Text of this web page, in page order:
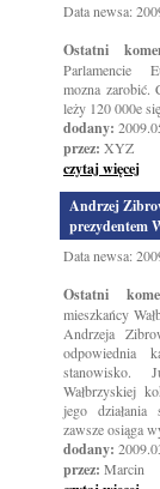
Data newsa:
Ostatni
Parlamencie
mozna zarobić.
leży 120 000e
dodany:
przez: XYZ
czytaj więcej
Andrzej
prezydentem
Data newsa:
Ostatni
mieszkańcy
Andrzeja
odpowiednia
stanowisko.
Wałbrzyskiej
jego działania
zawsze osiąga
dodany:
przez: Marcin